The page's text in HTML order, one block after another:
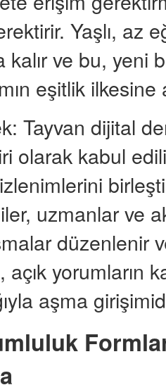
Yaşlı, az
kalır ve bu,
eşitlik ilkesine
Tayvan dijital
olarak kabul
uzmanlar ve
düzenlenir
yorumların
aşma